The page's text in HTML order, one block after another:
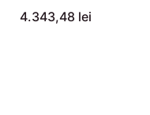
4.343,48 lei